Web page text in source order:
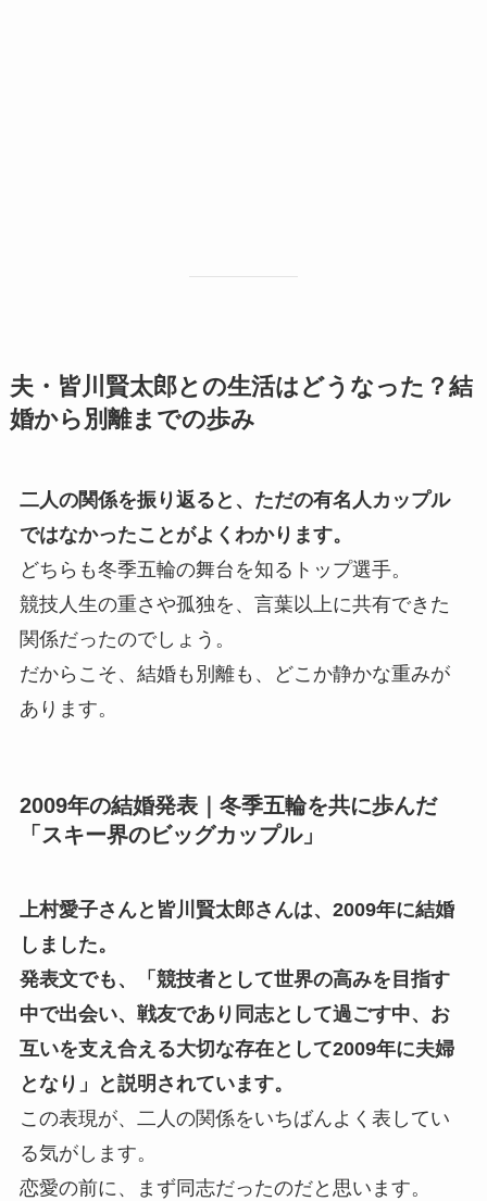
夫・皆川賢太郎との生活はどうなった？結
婚から別離までの歩み
二人の関係を振り返ると、ただの有名人カップル
ではなかったことがよくわかります。
どちらも冬季五輪の舞台を知るトップ選手。
競技人生の重さや孤独を、言葉以上に共有できた
関係だったのでしょう。
だからこそ、結婚も別離も、どこか静かな重みが
あります。
2009年の結婚発表｜冬季五輪を共に歩んだ
「スキー界のビッグカップル」
上村愛子さんと皆川賢太郎さんは、2009年に結婚
しました。
発表文でも、「競技者として世界の高みを目指す
中で出会い、戦友であり同志として過ごす中、お
互いを支え合える大切な存在として2009年に夫婦
となり」と説明されています。
この表現が、二人の関係をいちばんよく表してい
る気がします。
恋愛の前に、まず同志だったのだと思います。